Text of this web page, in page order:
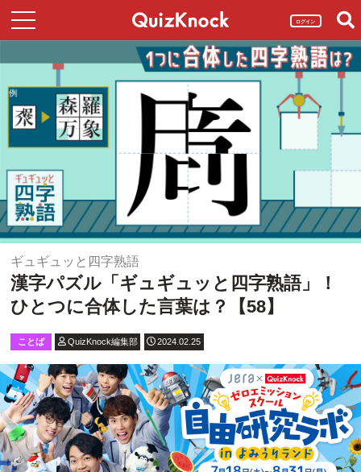
ログイン
ギュギュッと四字熟語
漢字パズル「ギュギュッと四字熟語」！
ひとつに合体した言葉は？【58】
ことば QuizKnock編集部 2024.02.25